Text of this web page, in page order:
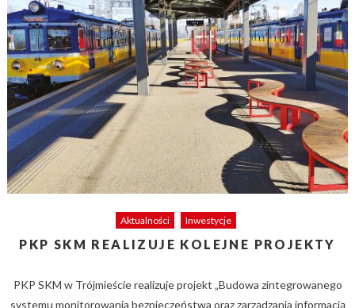
Aktualności Inwestycje
PKP SKM REALIZUJE KOLEJNE PROJEKTY
PKP SKM w Trójmieście realizuje projekt „Budowa zintegrowanego
systemu monitorowania bezpieczeństwa oraz zarządzania informacją